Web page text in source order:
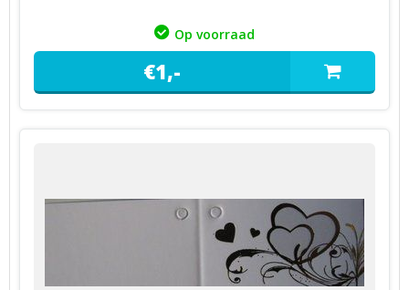
Op voorraad
€1,-